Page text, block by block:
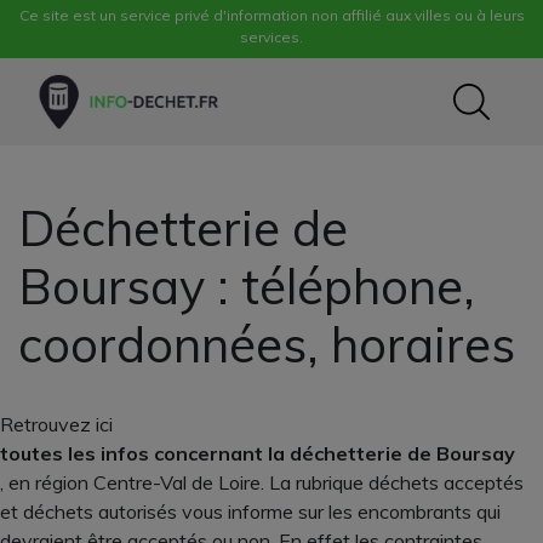
Ce site est un service privé d'information non affilié aux villes ou à leurs
services.
Déchetterie de
Boursay : téléphone,
coordonnées, horaires
Retrouvez ici
toutes les infos concernant la déchetterie de Boursay
, en région Centre-Val de Loire. La rubrique déchets acceptés
et déchets autorisés vous informe sur les encombrants qui